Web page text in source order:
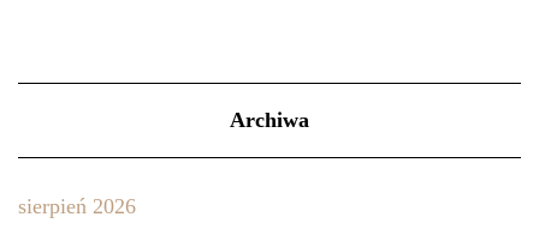
Archiwa
sierpień 2026